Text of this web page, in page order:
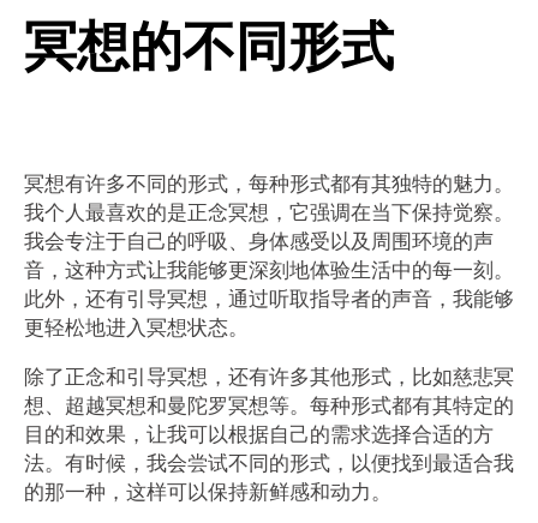
冥想的不同形式
冥想有许多不同的形式，每种形式都有其独特的魅力。
我个人最喜欢的是正念冥想，它强调在当下保持觉察。
我会专注于自己的呼吸、身体感受以及周围环境的声
音，这种方式让我能够更深刻地体验生活中的每一刻。
此外，还有引导冥想，通过听取指导者的声音，我能够
更轻松地进入冥想状态。
除了正念和引导冥想，还有许多其他形式，比如慈悲冥
想、超越冥想和曼陀罗冥想等。每种形式都有其特定的
目的和效果，让我可以根据自己的需求选择合适的方
法。有时候，我会尝试不同的形式，以便找到最适合我
的那一种，这样可以保持新鲜感和动力。